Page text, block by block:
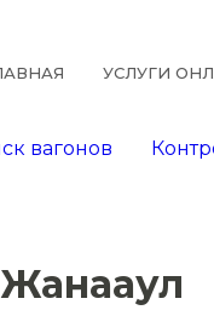
УСЛУГИ
вагонов